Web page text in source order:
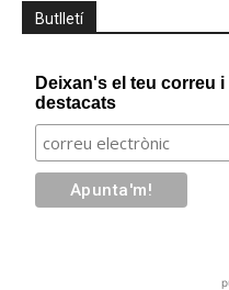
Butlletí
Deixan's el teu correu
destacats